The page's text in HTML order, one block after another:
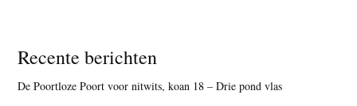
Recente berichten
De Poortloze Poort voor nitwits, koan 18 – Drie pond vlas